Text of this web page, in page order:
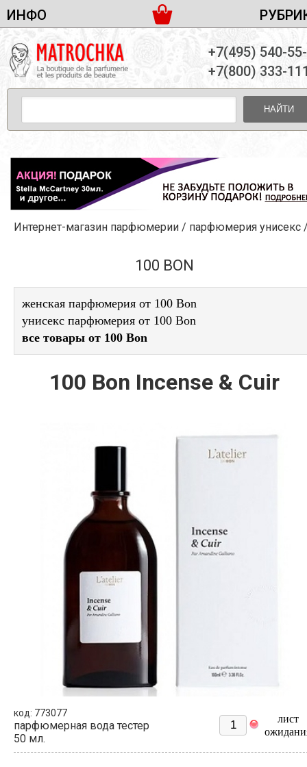
ИНФО
ДОСТАВКА И ОПЛАТА
ПАРТНЕРСТВО
КОНТАКТЫ
ЖЕНСКАЯ ПАРФЮМЕРИЯ
МУЖСКАЯ ПАРФЮМЕРИЯ
УНИСЕКС ПАРФЮМЕРИЯ
ЖЕНСКИЕ НАБОРЫ
МУЖСКИЕ НАБОРЫ
УНИСЕКС НАБОРЫ
УХОД ЗА ЛИЦОМ
УХОД ЗА ТЕЛОМ
ДЕКОРАТИВНАЯ КОСМЕТИКА
+7(495) 540-
+7(800) 333-
НАЙТИ
Интернет-магазин парфюмерии / парфюмерия унисекс
100 BON
женская парфюмерия от 100 Bon
унисекс парфюмерия от 100 Bon
все товары от 100 Bon
100 Bon Incense & Cuir
код: 773077
парфюмерная вода тестер
50 мл.
лист